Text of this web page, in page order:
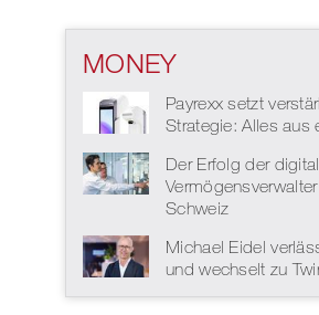
MONEY
Payrexx setzt
Strategie: Alles aus
Der Erfolg der
Schweiz
Michael Eidel
und wechselt zu